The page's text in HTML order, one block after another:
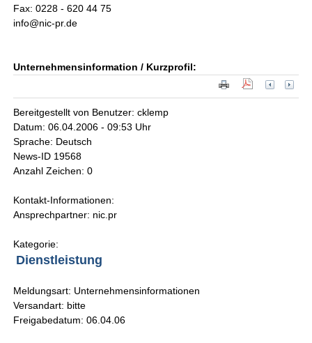
Fax: 0228 - 620 44 75
info@nic-pr.de
Unternehmensinformation / Kurzprofil:
Bereitgestellt von Benutzer: cklemp
Datum: 06.04.2006 - 09:53 Uhr
Sprache: Deutsch
News-ID 19568
Anzahl Zeichen: 0
Kontakt-Informationen:
Ansprechpartner: nic.pr
Kategorie:
Dienstleistung
Meldungsart: Unternehmensinformationen
Versandart: bitte
Freigabedatum: 06.04.06